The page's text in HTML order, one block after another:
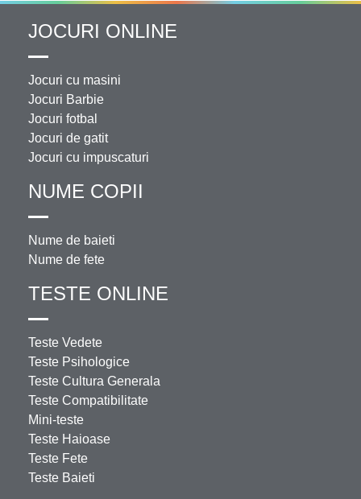
JOCURI ONLINE
Jocuri cu masini
Jocuri Barbie
Jocuri fotbal
Jocuri de gatit
Jocuri cu impuscaturi
NUME COPII
Nume de baieti
Nume de fete
TESTE ONLINE
Teste Vedete
Teste Psihologice
Teste Cultura Generala
Teste Compatibilitate
Mini-teste
Teste Haioase
Teste Fete
Teste Baieti